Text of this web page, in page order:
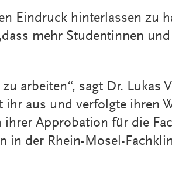
Eindruck hinterlassen zu
mehr Studentinnen
arbeiten“, sagt Dr. Lukas
aus und verfolgte ihren
Approbation für die
in der Rhein-Mosel-